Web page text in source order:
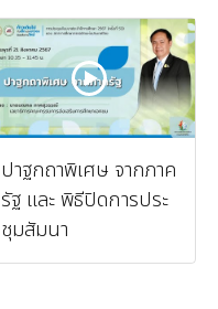
ปาฐกถาพิเศษ จากภาค
รัฐ และ พิธีปิดการประ
ชุมสัมนา